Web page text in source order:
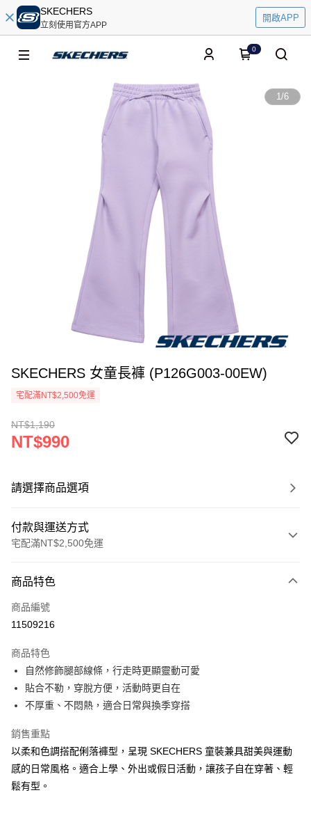
SKECHERS
立刻使用官方APP
開啟APP
0
1/6
SKECHERS 女童長褲 (P126G003-00EW)
宅配滿NT$2,500免運
NT$1,190
NT$990
請選擇商品選項
付款與運送方式
宅配滿NT$2,500免運
信用卡一次付款
LINE Pay
相關說明
【大哥付你分期使用說明】
1.本服務由台灣大哥大提供，台灣大哥大用戶可立即使用無須另外申請。
2.付款方式選擇「大哥付你分期」，訂單成立後會自動跳轉到大哥付的交易
流程，驗證手機門號後，選擇欲分期的期數、繳款截止日，確認付款後即完
3.實際核准額度、可分期數及費用金額請依後續交易確認頁面所載為準。
4.訂單成立30分鐘內，如未前往確認交易或遇審核未通過，訂單將自動取
消。如遇「轉專審核」未通過狀況，表示未達大哥付你分期系統評分，恕無
法說明評估內容。
【繳款方式說明】
ATM付款
宅配
商品特色
商品編號
11509216
商品特色
自然修飾腿部線條，行走時更顯靈動可愛
貼合不勒，穿脫方便，活動時更自在
不厚重、不悶熱，適合日常與換季穿搭
銷售重點
以柔和色調搭配俐落褲型，呈現 SKECHERS 童裝兼具甜美與運動
感的日常風格。適合上學、外出或假日活動，讓孩子自在穿著、輕
鬆有型。